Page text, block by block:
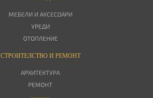
МЕБЕЛИ И АКСЕСОАРИ
УРЕДИ
ОТОПЛЕНИЕ
СТРОИТЕЛСТВО И РЕМОНТ
АРХИТЕКТУРА
РЕМОНТ